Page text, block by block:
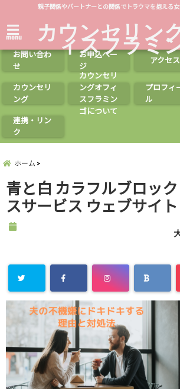
親子関係やパートナーとの関係でトラウマを抱える
menu カウンセリン
ィスフラミ
お問い合わ
せ
お申込ペー
ジ
アクセス
カウンセリ
ング
カウンセリ
ングオフィ
スフラミン
ゴについて
プロフィ
ル
連携・リン
ク
ホーム
青と白 カラフルブロッ
スサービス ウェブサイト